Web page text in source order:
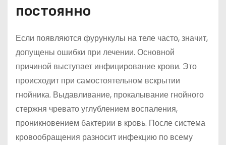
постоянно
Если появляются фурункулы на теле часто, значит,
допущены ошибки при лечении. Основной
причиной выступает инфицирование крови. Это
происходит при самостоятельном вскрытии
гнойника. Выдавливание, прокалывание гнойного
стержня чревато углублением воспаления,
проникновением бактерии в кровь. После система
кровообращения разносит инфекцию по всему